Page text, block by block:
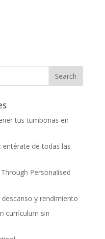
tus tumbonas en
de todas las
Personalised
y rendimiento
currículum sin